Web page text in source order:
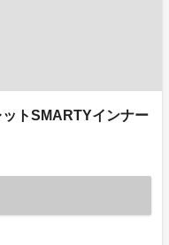
ットSMARTYインナー